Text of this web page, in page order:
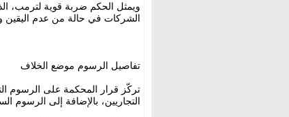
ويمثل الحكم ضربة قوية لترمب،
الشركات في حالة من عدم اليقين
تفاصيل الرسوم موضع الخلاف
تركّز قرار المحكمة على الرسوم
التجاريين، بالإضافة إلى الرسوم